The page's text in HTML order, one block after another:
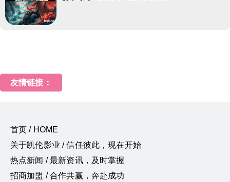
友情链接：
首页 / HOME
关于凯伦影业 / 信任彼此，现在开始
热点新闻 / 最新资讯，及时掌握
招商加盟 / 合作共赢，奔赴成功